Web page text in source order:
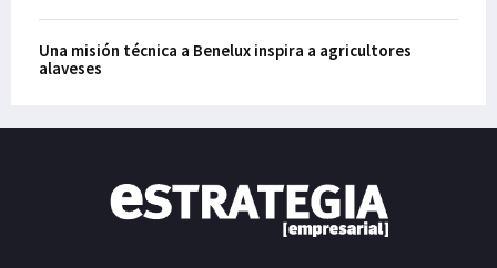
Una misión técnica a Benelux inspira a agricultores
alaveses